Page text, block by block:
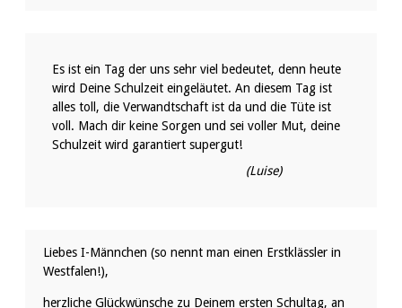
Es ist ein Tag der uns sehr viel bedeutet, denn heute
wird Deine Schulzeit eingeläutet. An diesem Tag ist
alles toll, die Verwandtschaft ist da und die Tüte ist
voll. Mach dir keine Sorgen und sei voller Mut, deine
Schulzeit wird garantiert supergut!
(Luise)
Liebes I-Männchen (so nennt man einen Erstklässler in
Westfalen!),
herzliche Glückwünsche zu Deinem ersten Schultag, an